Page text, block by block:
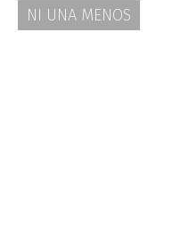
NI UNA MENOS